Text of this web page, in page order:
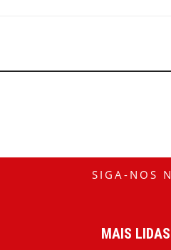
SIGA-NOS
MAIS LIDAS